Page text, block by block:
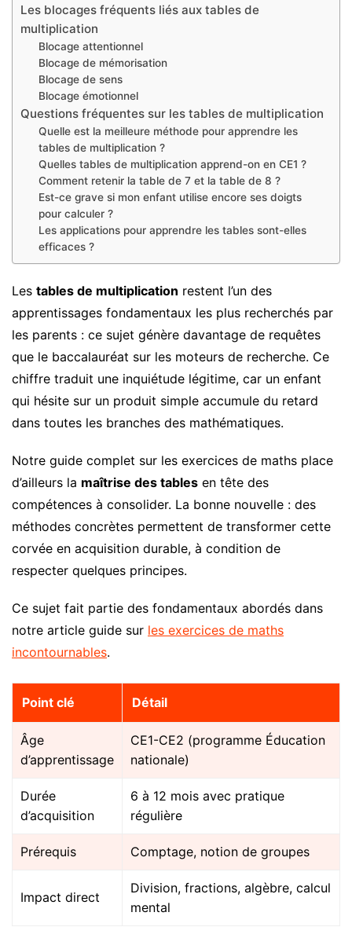
Les blocages fréquents liés aux tables de
multiplication
Blocage attentionnel
Blocage de mémorisation
Blocage de sens
Blocage émotionnel
Questions fréquentes sur les tables de multiplication
Quelle est la meilleure méthode pour apprendre les
tables de multiplication ?
Quelles tables de multiplication apprend-on en CE1 ?
Comment retenir la table de 7 et la table de 8 ?
Est-ce grave si mon enfant utilise encore ses doigts
pour calculer ?
Les applications pour apprendre les tables sont-elles
efficaces ?
Les tables de multiplication restent l’un des
apprentissages fondamentaux les plus recherchés par
les parents : ce sujet génère davantage de requêtes
que le baccalauréat sur les moteurs de recherche. Ce
chiffre traduit une inquiétude légitime, car un enfant
qui hésite sur un produit simple accumule du retard
dans toutes les branches des mathématiques.
Notre guide complet sur les exercices de maths place
d’ailleurs la maîtrise des tables en tête des
compétences à consolider. La bonne nouvelle : des
méthodes concrètes permettent de transformer cette
corvée en acquisition durable, à condition de
respecter quelques principes.
Ce sujet fait partie des fondamentaux abordés dans
notre article guide sur les exercices de maths
incontournables.
Point clé Détail
Âge
d’apprentissage
CE1-CE2 (programme Éducation
nationale)
Durée
d’acquisition
6 à 12 mois avec pratique
régulière
Prérequis Comptage, notion de groupes
Impact direct
Division, fractions, algèbre, calcul
mental